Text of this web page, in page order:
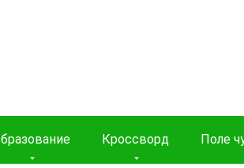
Кроссворд Поле